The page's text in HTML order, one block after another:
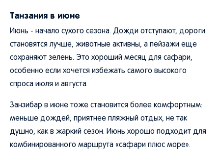
Танзания в июне
Июнь - начало сухого сезона. Дожди отступают, дороги
становятся лучше, животные активны, а пейзажи еще
сохраняют зелень. Это хороший месяц для сафари,
особенно если хочется избежать самого высокого
спроса июля и августа.
Занзибар в июне тоже становится более комфортным:
меньше дождей, приятнее пляжный отдых, не так
душно, как в жаркий сезон. Июнь хорошо подходит для
комбинированного маршрута «сафари плюс море».